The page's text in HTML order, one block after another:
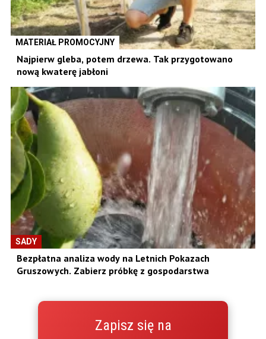
MATERIAŁ PROMOCYJNY
Najpierw gleba, potem drzewa. Tak przygotowano
nową kwaterę jabłoni
SADY
Bezpłatna analiza wody na Letnich Pokazach
Gruszowych. Zabierz próbkę z gospodarstwa
Zapisz się na